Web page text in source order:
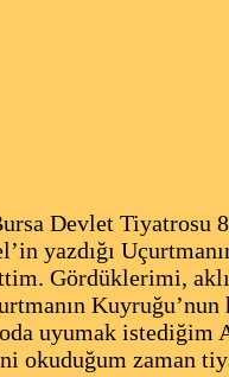
Devlet Tiyatrosu 8
yazdığı
Gördüklerimi,
Kuyruğu’nun
uyumak istediğim
okuduğum zaman